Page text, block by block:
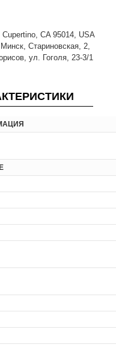
CA 95014, USA
Стариновская, 2,
ул. Гоголя, 23-3/1